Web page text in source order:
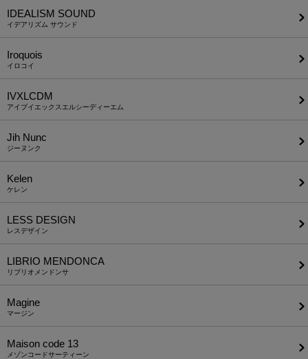
IDEALISM SOUND
イデアリズム サウンド
Iroquois
イロコイ
IVXLCDM
アイブイエックスエルシーディーエム
Jih Nunc
ジーヌンク
Kelen
ケレン
LESS DESIGN
レスデザイン
LIBRIO MENDONCA
リブリオメンドンサ
Magine
マージン
Maison code 13
メゾンコードサーティーン